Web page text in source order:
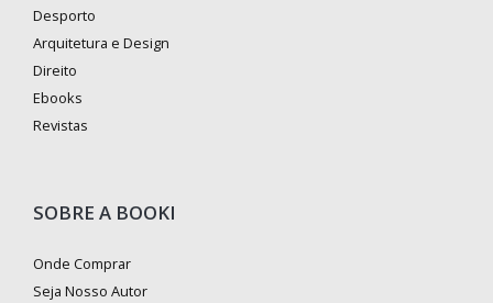
Desporto
Arquitetura e Design
Direito
Ebooks
Revistas
SOBRE A BOOKI
Onde Comprar
Seja Nosso Autor